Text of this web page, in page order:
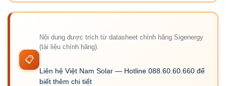
📋
Nội dung được trích từ datasheet chính hãng Sigenergy
(tài liệu chính hãng).
Liên hệ Việt Nam Solar — Hotline 088.60.60.660 để
biết thêm chi tiết